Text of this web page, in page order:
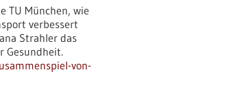
TU München, wie
verbessert
Strahler das
Gesundheit.
von-